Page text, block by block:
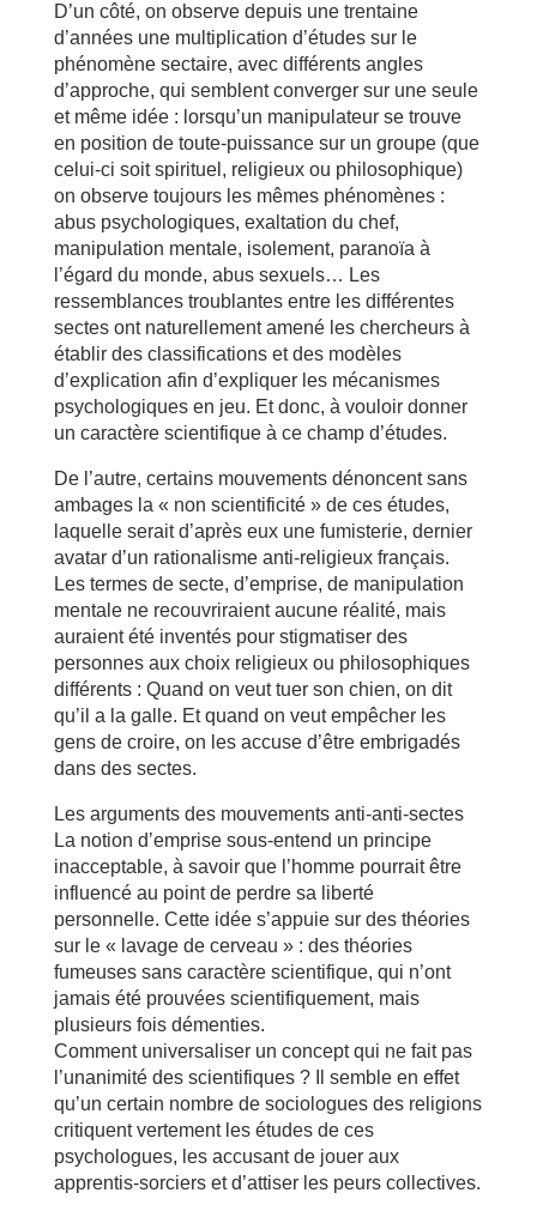
D’un côté, on observe depuis une trentaine
d’années une multiplication d’études sur le
phénomène sectaire, avec différents angles
d’approche, qui semblent converger sur une seule
et même idée : lorsqu’un manipulateur se trouve
en position de toute-puissance sur un groupe (que
celui-ci soit spirituel, religieux ou philosophique)
on observe toujours les mêmes phénomènes :
abus psychologiques, exaltation du chef,
manipulation mentale, isolement, paranoïa à
l’égard du monde, abus sexuels… Les
ressemblances troublantes entre les différentes
sectes ont naturellement amené les chercheurs à
établir des classifications et des modèles
d’explication afin d’expliquer les mécanismes
psychologiques en jeu. Et donc, à vouloir donner
un caractère scientifique à ce champ d’études.
De l’autre, certains mouvements dénoncent sans
ambages la « non scientificité » de ces études,
laquelle serait d’après eux une fumisterie, dernier
avatar d’un rationalisme anti-religieux français.
Les termes de secte, d’emprise, de manipulation
mentale ne recouvriraient aucune réalité, mais
auraient été inventés pour stigmatiser des
personnes aux choix religieux ou philosophiques
différents : Quand on veut tuer son chien, on dit
qu’il a la galle. Et quand on veut empêcher les
gens de croire, on les accuse d’être embrigadés
dans des sectes.
Les arguments des mouvements anti-anti-sectes
La notion d’emprise sous-entend un principe
inacceptable, à savoir que l’homme pourrait être
influencé au point de perdre sa liberté
personnelle. Cette idée s’appuie sur des théories
sur le « lavage de cerveau » : des théories
fumeuses sans caractère scientifique, qui n’ont
jamais été prouvées scientifiquement, mais
plusieurs fois démenties.
Comment universaliser un concept qui ne fait pas
l’unanimité des scientifiques ? Il semble en effet
qu’un certain nombre de sociologues des religions
critiquent vertement les études de ces
psychologues, les accusant de jouer aux
apprentis-sorciers et d’attiser les peurs collectives.